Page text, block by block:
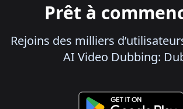
Prêt à
Rejoins des milliers
AI Video Dubbing: